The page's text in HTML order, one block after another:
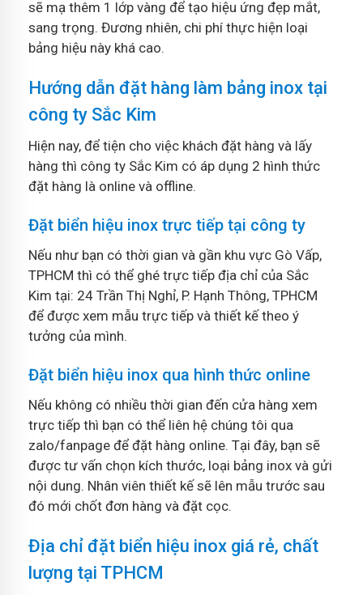
sẽ mạ thêm 1 lớp vàng để tạo hiệu ứng đẹp mắt,
sang trọng. Đương nhiên, chi phí thực hiện loại
bảng hiệu này khá cao.
Hướng dẫn đặt hàng làm bảng inox tại
công ty Sắc Kim
Hiện nay, để tiện cho việc khách đặt hàng và lấy
hàng thì công ty Sắc Kim có áp dụng 2 hình thức
đặt hàng là online và offline.
Đặt biển hiệu inox trực tiếp tại công ty
Nếu như bạn có thời gian và gần khu vực Gò Vấp,
TPHCM thì có thể ghé trực tiếp địa chỉ của Sắc
Kim tại: 24 Trần Thị Nghỉ, P. Hạnh Thông, TPHCM
để được xem mẫu trực tiếp và thiết kế theo ý
tưởng của mình.
Đặt biển hiệu inox qua hình thức online
Nếu không có nhiều thời gian đến cửa hàng xem
trực tiếp thì bạn có thể liên hệ chúng tôi qua
zalo/fanpage để đặt hàng online. Tại đây, bạn sẽ
được tư vấn chọn kích thước, loại bảng inox và gửi
nội dung. Nhân viên thiết kế sẽ lên mẫu trước sau
đó mới chốt đơn hàng và đặt cọc.
Địa chỉ đặt biển hiệu inox giá rẻ, chất
lượng tại TPHCM